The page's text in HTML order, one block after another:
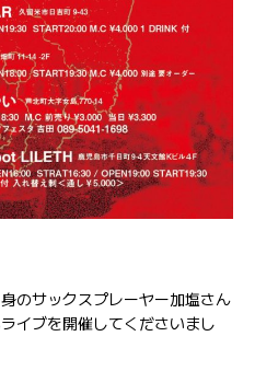
のサックスプレーヤー加塩さん
イブを開催してくださいまし